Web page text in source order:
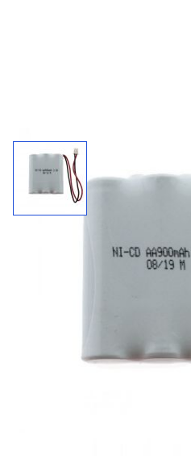
Accupack 5502009 /
Connector inclusief. Passend